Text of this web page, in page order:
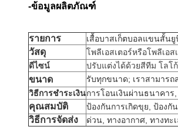
-ข้อมูลผลิตภัณฑ์
รายการ เสื้อบาสเก็ตบอลแขนสั้น
วัสดุ
โพลีเอสเตอร์หรือโพลีเอ
ดีไซน์
ปรับแต่งได้ด้วยสีทีม โลโ
ขนาด
รับทุกขนาด; เราสามาร
วิธีการชำระเงินการโอนเงินผ่านธนาคาร
คุณสมบัติ ป้องกันการเกิดขุย, ป้องกั
วิธีการจัดส่ง ด่วน, ทางอากาศ, ทางทะ